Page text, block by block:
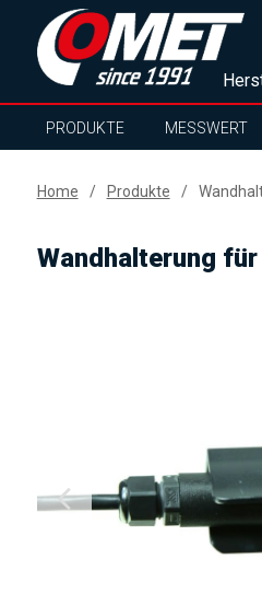
PRODUKTE MESSWERT
Home Produkte
Wandhalterung